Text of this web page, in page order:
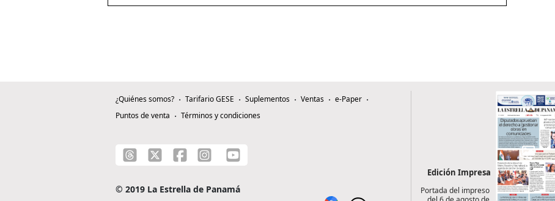
¿Quiénes somos? Tarifario GESE Suplementos Ventas
e-Paper
Puntos de venta
Términos y condiciones
© 2019 La Estrella de Panamá
Edición Impresa
Portada del impreso